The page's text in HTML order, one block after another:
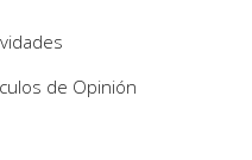
de Opinión